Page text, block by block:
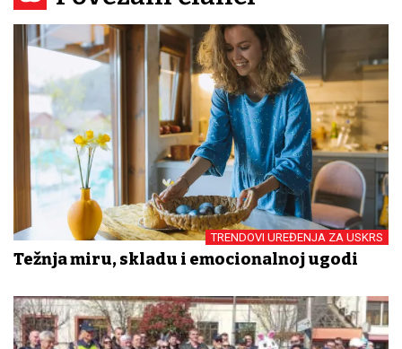
TRENDOVI UREĐENJA ZA USKRS
Težnja miru, skladu i emocionalnoj ugodi